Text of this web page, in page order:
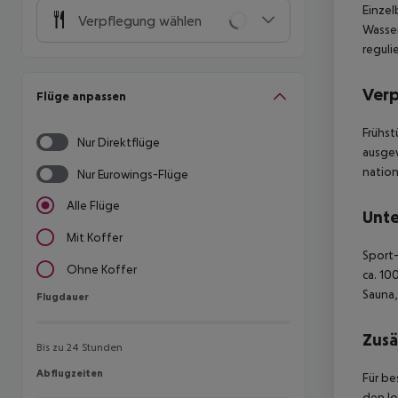
Verpflegung wählen
Flüge anpassen
Nur Direktflüge
Nur Eurowings-Flüge
Alle Flüge
Mit Koffer
Ohne Koffer
Flugdauer
Flugdauer
Bis zu 24 Stunden
Abflugzeiten
Abflugzeiten
ca.
Für